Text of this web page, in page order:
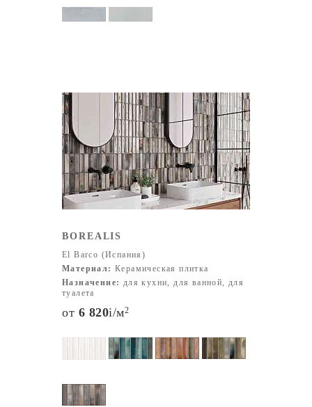
BOREALIS
El Barco (Испания)
Материал: Керамическая плитка
Назначение: для кухни, для ванной, для
туалета
от 6 820i/м2